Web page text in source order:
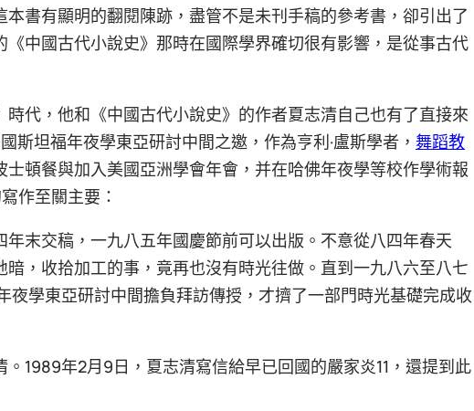
書有顯明的翻閱陳跡，盡管不是未刊手稿的參考書，卻引出了
中國古代小說史》那時在國際學界確切很有影響，是從事古代
代，他和《中國古代小說史》的作者夏志清自己也有了直接來
斯坦福年夜學東亞研討中間之邀，作為亨利·盧斯學者， 舞蹈教
頓餐與加入美國亞洲學會年會，并在哈佛年夜學等校作學術報
作至關主要：
末交稿，一九八五年國慶節前可以出版。不意從八四年春天
，收拾加工的事，竟再也沒有時光往做。直到一九八六至八七
夜學東亞研討中間擔負拜訪傳授，才擠了一部門時光基礎完成收
1989年2月9日，夏志清寫信給早已回國的嚴家炎11，還提到此